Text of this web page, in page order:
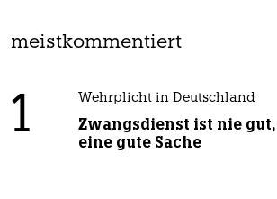
meistkommentiert
1 Wehrplicht in Deutschland
Zwangsdienst ist nie
eine gute Sache